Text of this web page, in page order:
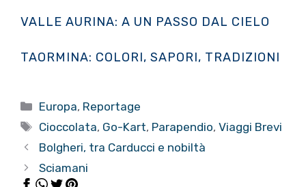
VALLE AURINA: A UN PASSO DAL CIELO
TAORMINA: COLORI, SAPORI, TRADIZIONI
Categorie
Europa, Reportage
Tag
Cioccolata, Go-Kart, Parapendio,Viaggi Brevi
Bolgheri, tra Carducci e nobiltà
Sciamani